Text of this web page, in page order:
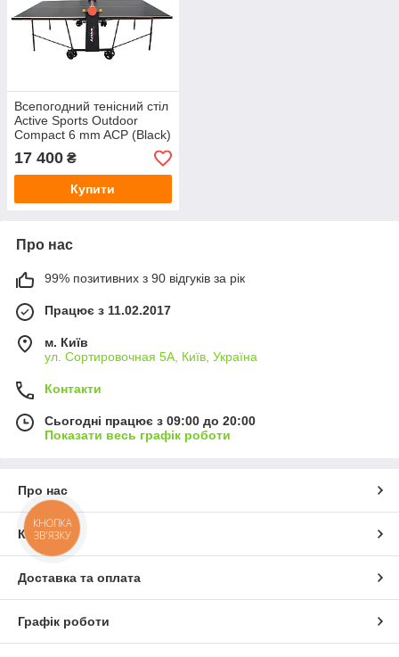
Всепогодний тенісний стіл
Active Sports Outdoor
Compact 6 mm ACP (Black)
17 400 ₴
Купити
Про нас
99% позитивних з 90 відгуків за рік
Працює з 11.02.2017
м. Київ
ул. Сортировочная 5А, Київ, Україна
Контакти
Сьогодні працює з 09:00 до 20:00
Показати весь графік роботи
Про нас
Контакти
Доставка та оплата
Графік роботи
КНОПКА
ЗВ'ЯЗКУ